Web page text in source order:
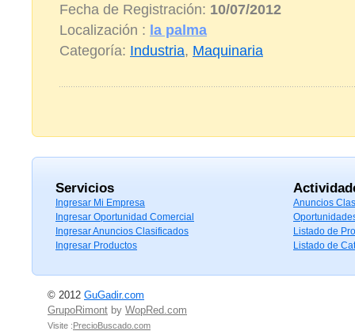
Fecha de Registración: 10/07/2012
Localización : la palma
Categoría: Industria, Maquinaria
Servicios
Ingresar Mi Empresa
Ingresar Oportunidad Comercial
Ingresar Anuncios Clasificados
Ingresar Productos
Anuncios
Listado de
Listado de
© 2012 GuGadir.com
GrupoRimont by WopRed.com
Visite :PrecioBuscado.com